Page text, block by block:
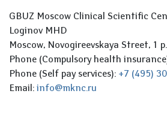
GBUZ Moscow Clinical Scientific
Loginov MHD
Moscow, Novogireevskaya Street, 1
Phone (Compulsory health
Phone (Self pay services): +7 (495)
Email: info@mknc.ru